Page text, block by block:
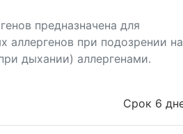
предназначена для
аллергенов при подозрении на
дыхании) аллергенами.
Срок 6